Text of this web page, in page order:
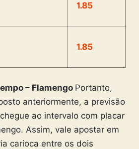
1.85
1.85
– Flamengo Portanto,
anteriormente, a previsão
ao intervalo com placar
Assim, vale apostar em
carioca entre os dois